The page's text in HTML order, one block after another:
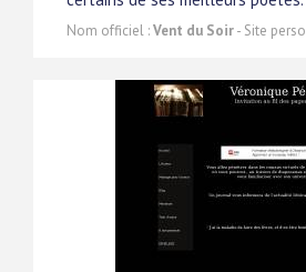
Nom officiel :Vent du Soir- Site perso